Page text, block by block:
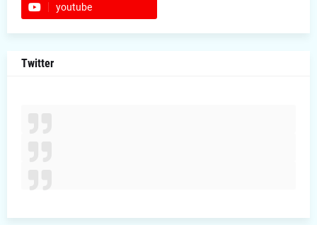
youtube
Twitter